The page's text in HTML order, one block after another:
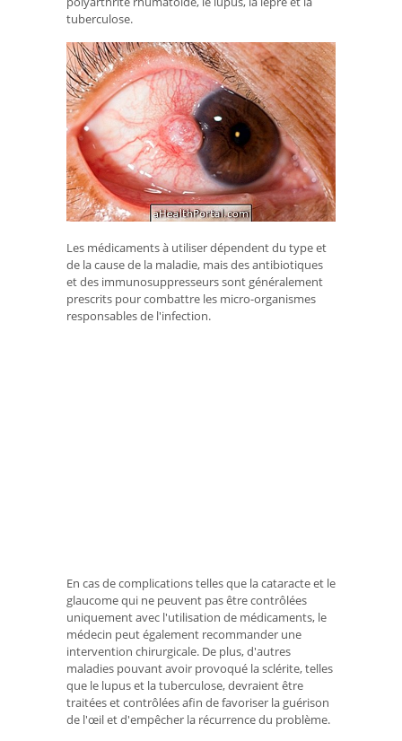
tuberculose.
Les médicaments à utiliser dépendent du type et
de la cause de la maladie, mais des antibiotiques
et des immunosuppresseurs sont généralement
prescrits pour combattre les micro-organismes
responsables de l'infection.
En cas de complications telles que la cataracte et le
glaucome qui ne peuvent pas être contrôlées
uniquement avec l'utilisation de médicaments, le
médecin peut également recommander une
intervention chirurgicale. De plus, d'autres
maladies pouvant avoir provoqué la sclérite, telles
que le lupus et la tuberculose, devraient être
traitées et contrôlées afin de favoriser la guérison
de l'œil et d'empêcher la récurrence du problème.